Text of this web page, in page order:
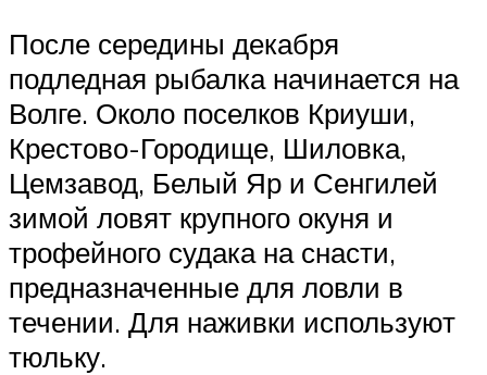
После середины декабря
подледная рыбалка начинается на
Волге. Около поселков Криуши,
Крестово-Городище, Шиловка,
Цемзавод, Белый Яр и Сенгилей
зимой ловят крупного окуня и
трофейного судака на снасти,
предназначенные для ловли в
течении. Для наживки используют
тюльку.